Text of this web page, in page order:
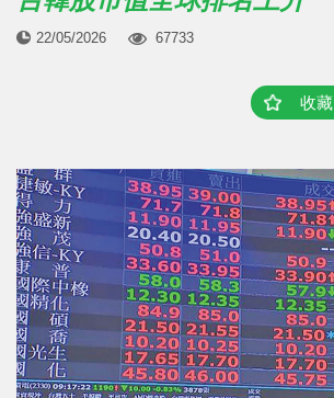
22/05/2026 67733
收藏